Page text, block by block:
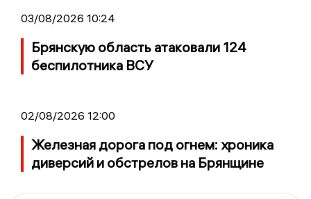
03/08/2026 10:24
Брянскую область атаковали 124
беспилотника ВСУ
02/08/2026 12:00
Железная дорога под огнем: хроника
диверсий и обстрелов на Брянщине